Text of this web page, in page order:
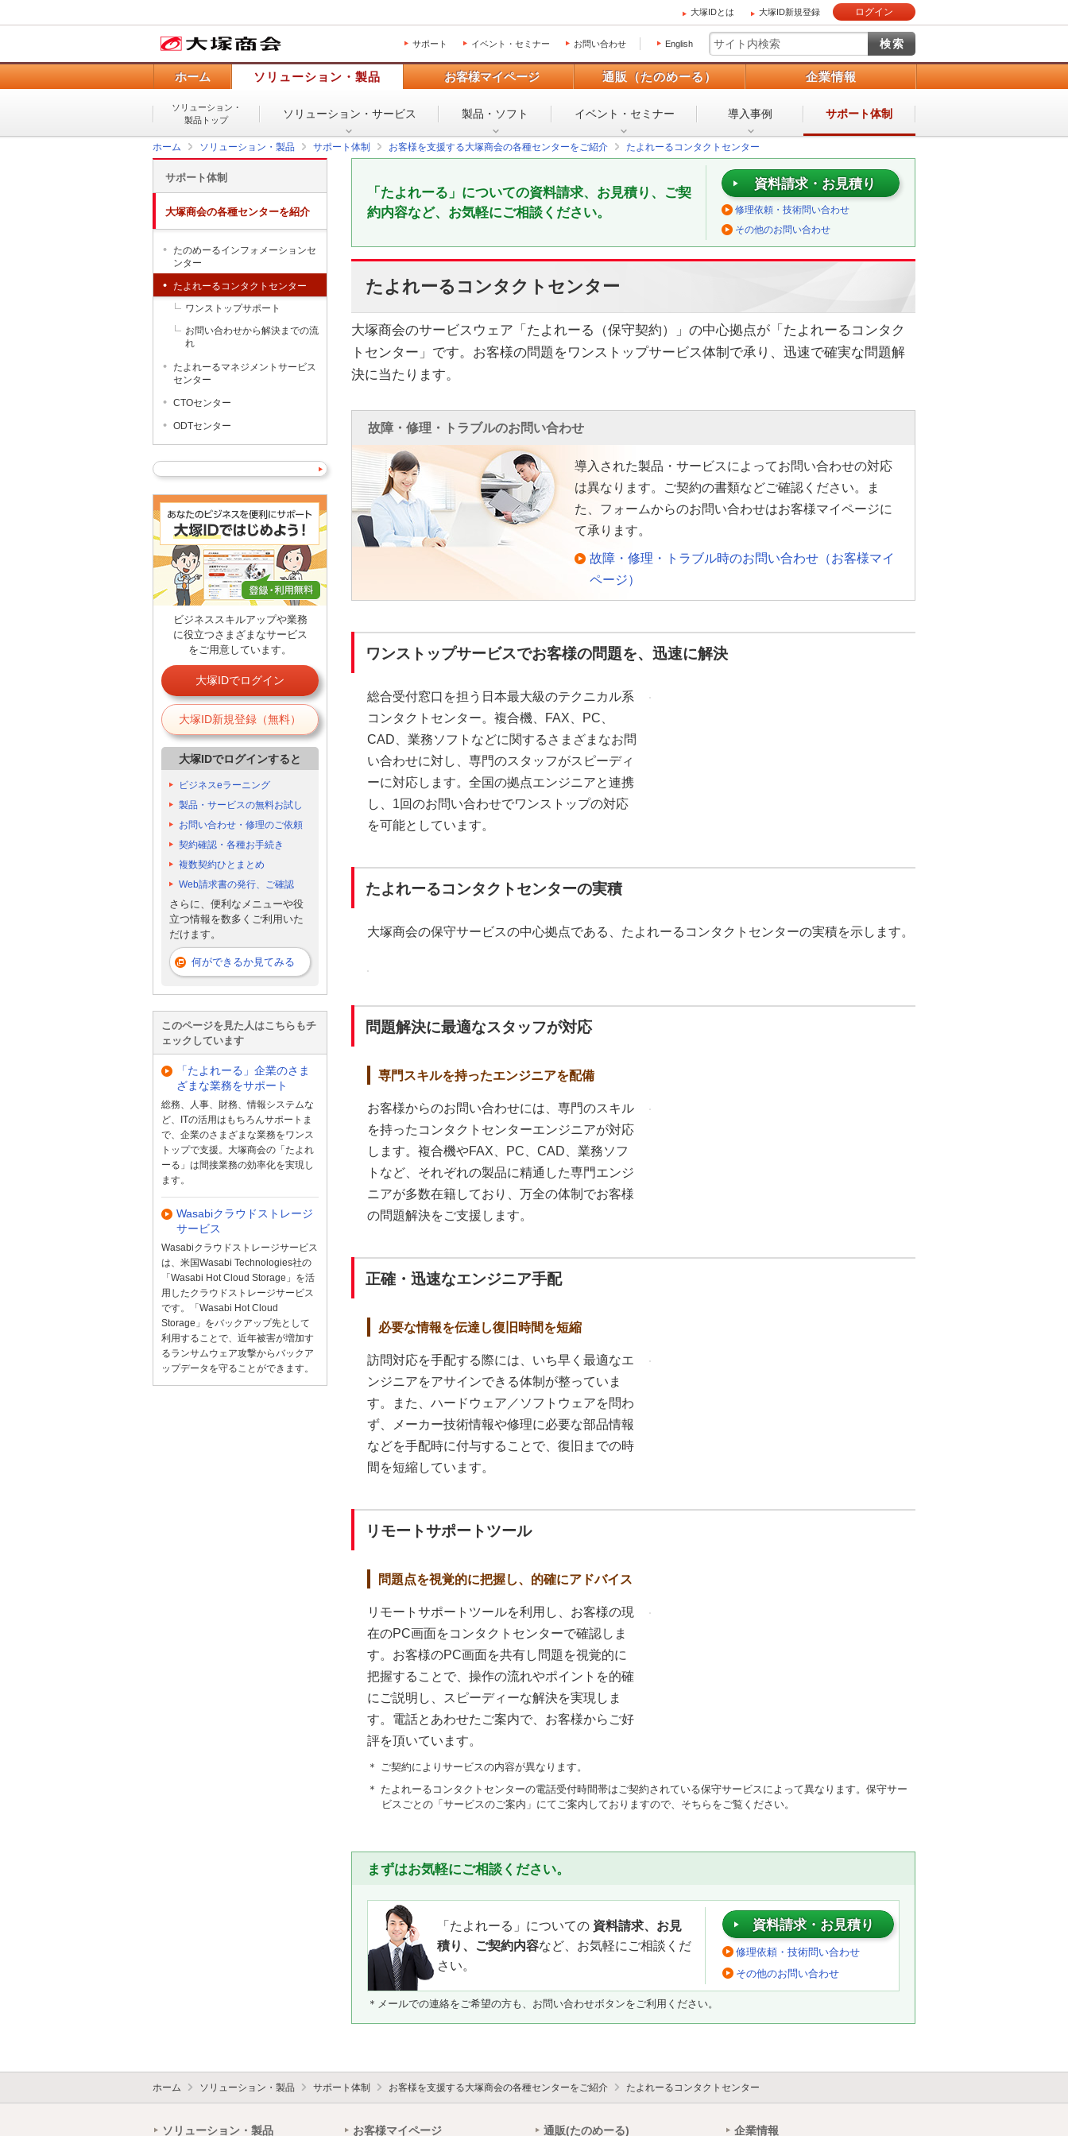
大塚IDとは 大塚ID新規登録 ログイン
サポート イベント・セミナー お問い合わせ English
ホーム ソリューション・製品 お客様マイページ 通販（たのめーる） 企業情報
ソリューション・
製品トップ
ソリューション・ サービス 製品・ソフト イベント・ セミナー 導入事例 サポート体制
ホーム ソリューション・製品 サポート体制 お客様を支援する大塚商会の各種センターをご紹介 たよれーるコンタクトセンター
「たよれーる」についての資料請求、お見積り、ご契
約内容など、お気軽にご相談ください。
資料請求・お見積り
修理依頼・技術問い合わせ
その他のお問い合わせ
たよれーるコンタクトセンター
大塚商会のサービスウェア「たよれーる（保守契約）」の中心拠点が「たよれーるコンタク
トセンター」です。お客様の問題をワンストップサービス体制で承り、迅速で確実な問題解
決に当たります。
故障・修理・トラブルのお問い合わせ
導入された製品・サービスによってお問い合わせの対応
は異なります。ご契約の書類などご確認ください。ま
た、フォームからのお問い合わせはお客様マイページに
て承ります。
故障・修理・トラブル時のお問い合わせ（お客様マイ
ページ）
ワンストップサービスでお客様の問題を、迅速に解決
総合受付窓口を担う日本最大級のテクニカル系
コンタクトセンター。複合機、FAX、PC、
CAD、業務ソフトなどに関するさまざまなお問
い合わせに対し、専門のスタッフがスピーディ
ーに対応します。全国の拠点エンジニアと連携
し、1回のお問い合わせでワンストップの対応
を可能としています。
たよれーるコンタクトセンターの実積
大塚商会の保守サービスの中心拠点である、たよれーるコンタクトセンターの実積を示します。
問題解決に最適なスタッフが対応
専門スキルを持ったエンジニアを配備
お客様からのお問い合わせには、専門のスキル
を持ったコンタクトセンターエンジニアが対応
します。複合機やFAX、PC、CAD、業務ソフ
トなど、それぞれの製品に精通した専門エンジ
ニアが多数在籍しており、万全の体制でお客様
の問題解決をご支援します。
正確・迅速なエンジニア手配
必要な情報を伝達し復旧時間を短縮
訪問対応を手配する際には、いち早く最適なエ
ンジニアをアサインできる体制が整っていま
す。また、ハードウェア／ソフトウェアを問わ
ず、メーカー技術情報や修理に必要な部品情報
などを手配時に付与することで、復旧までの時
間を短縮しています。
リモートサポートツール
問題点を視覚的に把握し、的確にアドバイス
リモートサポートツールを利用し、お客様の現
在のPC画面をコンタクトセンターで確認しま
す。お客様のPC画面を共有し問題を視覚的に
把握することで、操作の流れやポイントを的確
にご説明し、スピーディーな解決を実現しま
す。電話とあわせたご案内で、お客様からご好
評を頂いています。
＊ ご契約によりサービスの内容が異なります。
＊ たよれーるコンタクトセンターの電話受付時間帯はご契約されている保守サービスによって異なります。保守サー
ビスごとの「サービスのご案内」にてご案内しておりますので、そちらをご覧ください。
まずはお気軽にご相談ください。
「たよれーる」についての 資料請求、お見
積り、ご契約内容など、お気軽にご相談くだ
さい。
資料請求・お見積り
修理依頼・技術問い合わせ
その他のお問い合わせ
＊メールでの連絡をご希望の方も、お問い合わせボタンをご利用ください。
サポート体制
大塚商会の各種センターを紹介
たのめーるインフォメーションセ
ンター
たよれーるコンタクトセンター
ワンストップサポート
お問い合わせから解決までの流
れ
たよれーるマネジメントサービス
センター
CTOセンター
ODTセンター
ビジネススキルアップや業務
に役立つさまざまなサービス
をご用意しています。
大塚IDでログイン
大塚ID新規登録（無料）
大塚IDでログインすると
ビジネスeラーニング
製品・サービスの無料お試し
お問い合わせ・修理のご依頼
契約確認・各種お手続き
複数契約ひとまとめ
Web請求書の発行、ご確認
さらに、便利なメニューや役
立つ情報を数多くご利用いた
だけます。
何ができるか見てみる
このページを見た人はこちらもチ
ェックしています
「たよれーる」企業のさま
ざまな業務をサポート
総務、人事、財務、情報システムな
ど、ITの活用はもちろんサポートま
で、企業のさまざまな業務をワンス
トップで支援。大塚商会の「たよれ
ーる」は間接業務の効率化を実現し
ます。
Wasabiクラウドストレージ
サービス
Wasabiクラウドストレージサービス
は、米国Wasabi Technologies社の
「Wasabi Hot Cloud Storage」を活
用したクラウドストレージサービス
です。「Wasabi Hot Cloud
Storage」をバックアップ先として
利用することで、近年被害が増加す
るランサムウェア攻撃からバックア
ップデータを守ることができます。
ホーム ソリューション・製品 サポート体制 お客様を支援する大塚商会の各種センターをご紹介 たよれーるコンタクトセンター
ソリューション・製品 お客様マイページ 通販(たのめーる) 企業情報